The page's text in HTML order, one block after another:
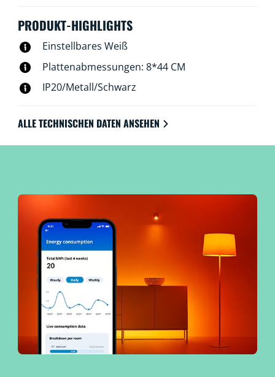
PRODUKT-HIGHLIGHTS
Einstellbares Weiß
Plattenabmessungen: 8*44 CM
IP20/Metall/Schwarz
ALLE TECHNISCHEN DATEN ANSEHEN